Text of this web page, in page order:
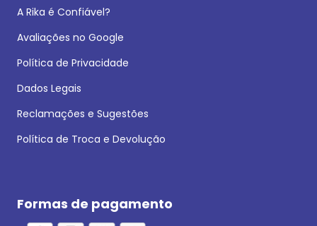
A Rika é Confiável?
Avaliações no Google
Política de Privacidade
Dados Legais
Reclamações e Sugestões
Política de Troca e Devolução
Formas de pagamento